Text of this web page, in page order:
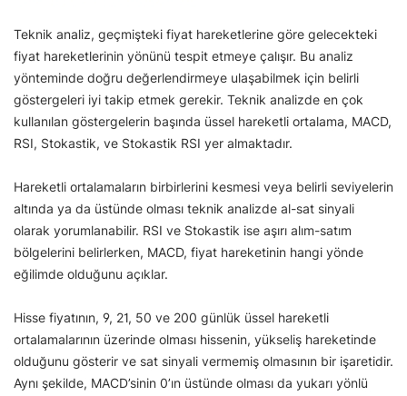
Teknik analiz, geçmişteki fiyat hareketlerine göre gelecekteki
fiyat hareketlerinin yönünü tespit etmeye çalışır. Bu analiz
yönteminde doğru değerlendirmeye ulaşabilmek için belirli
göstergeleri iyi takip etmek gerekir. Teknik analizde en çok
kullanılan göstergelerin başında üssel hareketli ortalama, MACD,
RSI, Stokastik, ve Stokastik RSI yer almaktadır.
Hareketli ortalamaların birbirlerini kesmesi veya belirli seviyelerin
altında ya da üstünde olması teknik analizde al-sat sinyali
olarak yorumlanabilir. RSI ve Stokastik ise aşırı alım-satım
bölgelerini belirlerken, MACD, fiyat hareketinin hangi yönde
eğilimde olduğunu açıklar.
Hisse fiyatının, 9, 21, 50 ve 200 günlük üssel hareketli
ortalamalarının üzerinde olması hissenin, yükseliş hareketinde
olduğunu gösterir ve sat sinyali vermemiş olmasının bir işaretidir.
Aynı şekilde, MACD’sinin 0’ın üstünde olması da yukarı yönlü